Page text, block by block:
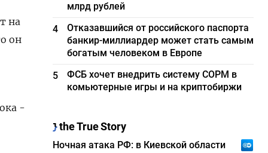
на
он
-
млрд рублей
4
Отказавшийся от российского паспорта
банкир-миллиардер может стать самым
богатым человеком в Европе
5
ФСБ хочет внедрить систему СОРМ в
комьютерные игры и на криптобиржи